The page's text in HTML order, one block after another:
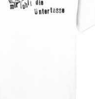
der
Produktseite